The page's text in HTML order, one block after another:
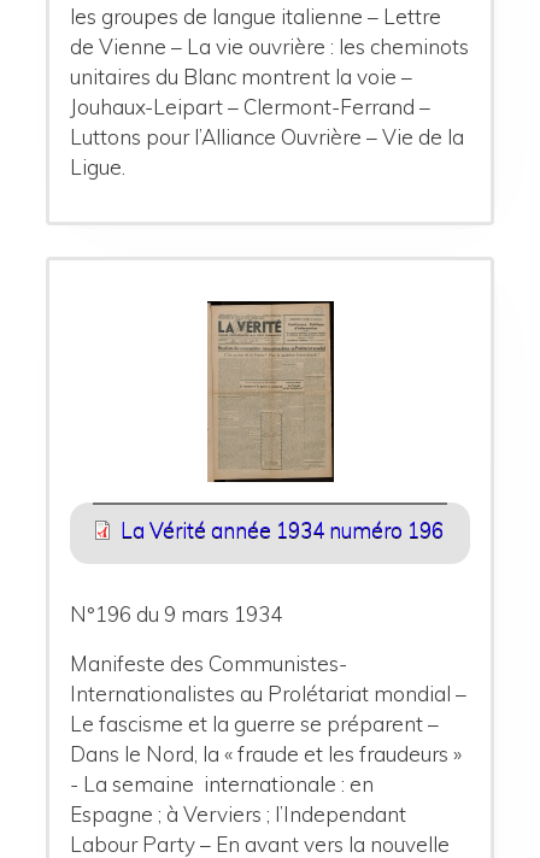
les groupes de langue italienne – Lettre
de Vienne – La vie ouvrière : les cheminots
unitaires du Blanc montrent la voie –
Jouhaux-Leipart – Clermont-Ferrand –
Luttons pour l’Alliance Ouvrière – Vie de la
Ligue.
La Vérité année 1934 numéro 196
N°196 du 9 mars 1934
Manifeste des Communistes-
Internationalistes au Prolétariat mondial –
Le fascisme et la guerre se préparent –
Dans le Nord, la « fraude et les fraudeurs »
- La semaine internationale : en
Espagne ; à Verviers ; l’Independant
Labour Party – En avant vers la nouvelle